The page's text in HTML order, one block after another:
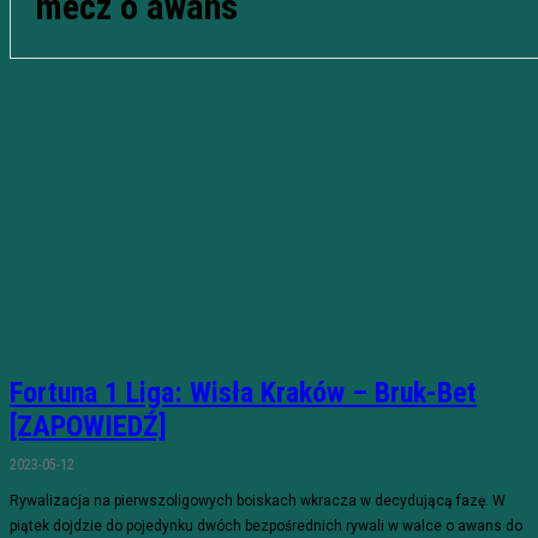
Fortuna 1 Liga: Wisła Kraków – Bruk-Bet
[ZAPOWIEDŹ]
2023-05-12
Rywalizacja na pierwszoligowych boiskach wkracza w decydującą fazę. W
piątek dojdzie do pojedynku dwóch bezpośrednich rywali w walce o awans do